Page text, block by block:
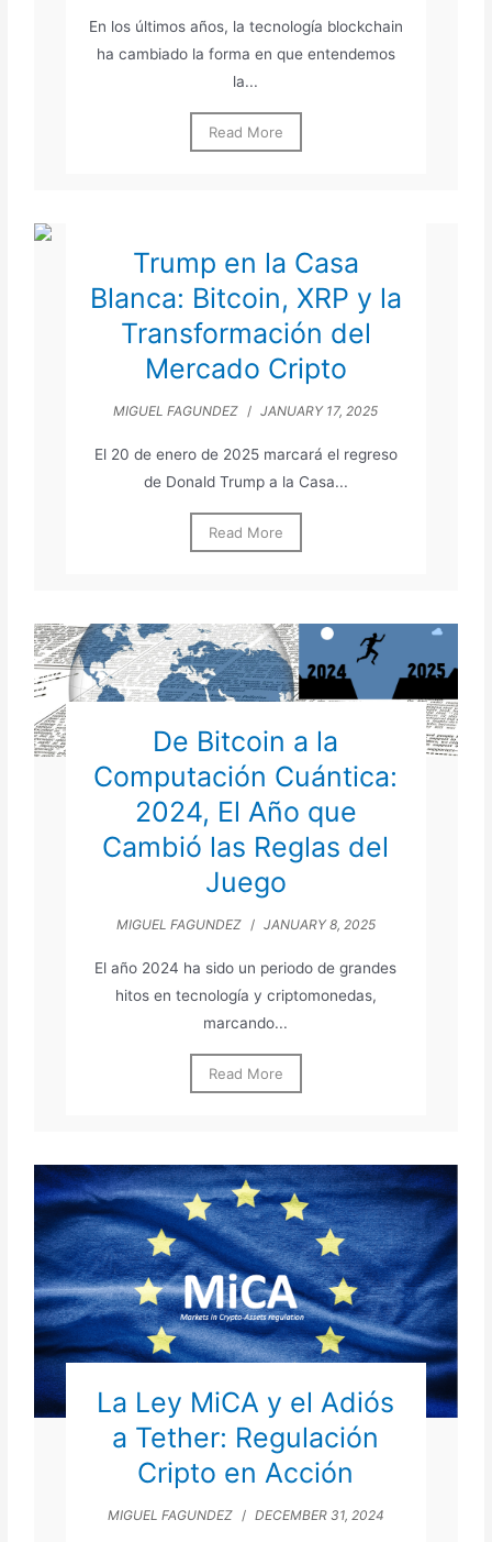
En los últimos años, la tecnología blockchain
ha cambiado la forma en que entendemos
la...
Read More
Trump en la Casa
Blanca: Bitcoin, XRP y la
Transformación del
Mercado Cripto
MIGUEL FAGUNDEZ / JANUARY 17, 2025
El 20 de enero de 2025 marcará el regreso
de Donald Trump a la Casa...
Read More
De Bitcoin a la
Computación Cuántica:
2024, El Año que
Cambió las Reglas del
Juego
MIGUEL FAGUNDEZ / JANUARY 8, 2025
El año 2024 ha sido un periodo de grandes
hitos en tecnología y criptomonedas,
marcando...
Read More
La Ley MiCA y el Adiós
a Tether: Regulación
Cripto en Acción
MIGUEL FAGUNDEZ / DECEMBER 31, 2024